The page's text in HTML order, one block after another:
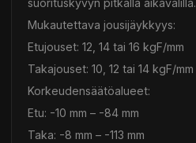
suorituskyvyn pitkällä aikavälillä.
Mukautettava jousijäykkyys:
Etujouset: 12, 14 tai 16 kgF/mm
Takajouset: 10, 12 tai 14 kgF/mm
Korkeudensäätöalueet:
Etu: -10 mm – -84 mm
Taka: -8 mm – -113 mm